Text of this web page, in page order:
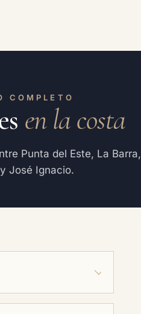
COMPLETO
en la costa
Punta del Este, La Barra,
José Ignacio.